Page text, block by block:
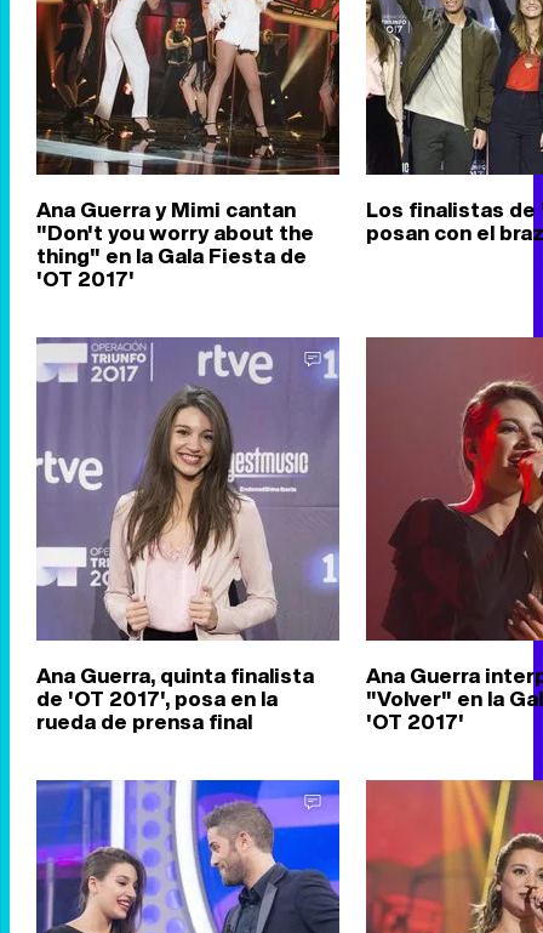
Ana Guerra y Mimi cantan
"Don't you worry about the
thing" en la Gala Fiesta de
'OT 2017'
Los finalistas de
posan con el
Ana Guerra, quinta finalista
de 'OT 2017', posa en la
rueda de prensa final
Ana Guerra
"Volver" en la
'OT 2017'